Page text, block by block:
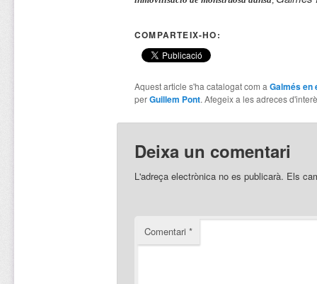
COMPARTEIX-HO:
Aquest article s'ha catalogat com a Galmés en
perGuillem Pont. Afegeix a les adreces
Deixa un comentari
L'adreça electrònica no es publicarà. Els
Comentari *